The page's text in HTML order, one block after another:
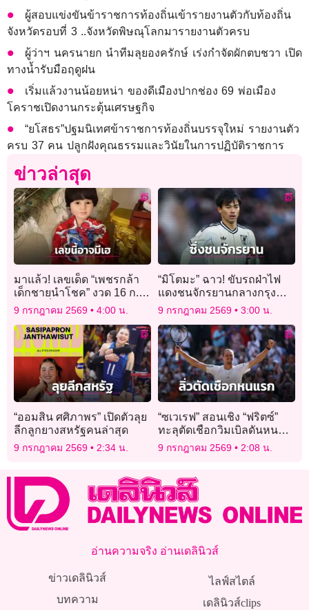
ผู้สอบแข่งขันข้าราชการท้องถิ่นเข้ารายงานตัวกับท้องถิ่น
จังหวัดรอบที่ 3 ..จังหวัดพิษณุโลกมารายงานตัวครบ
ผู้ว่าฯ นครนายก นำทีมลุยองครักษ์ เร่งกำจัดผักตบชวา เปิด
ทางน้ำรับมือฤดูฝน
เริ่มแล้วงานน้อยหน่า ของดีเมืองปากช่อง 69 พ่อเมือง
โคราชเปิดงานกระตุ้นเศรษฐกิจ
“ยโสธร”ปฐมนิเทศข้าราชการท้องถิ่นบรรจุใหม่ รายงานตัว
ครบ 37 คน ปลูกฝังคุณธรรมและวินัยในการปฏิบัติราชการ
ข่าวล่าสุด
มาแล้ว! เลขเด็ด “เพชรกล้า
เด็กชายนำโชค” งวด 16 ก.ค.
69 จัดเต็มเลขท้าย 2 ตัว-เลข
ปิงปอง ลุ้นรวยครั้งที่ 169
9 กรกฎาคม 2569 4:00 น.
“มิโตมะ” ฉาว! ขับรถฝ่าไฟ
แดงชนจักรยานกลางกรุง
โตเกียว
9 กรกฎาคม 2569 3:00 น.
“ออมสิน ศศิภาพร” เปิดตัวลุย
ลีกลูกยางสหรัฐคนล่าสุด
9 กรกฎาคม 2569 2:34 น.
“ซเวเรฟ” สอนเชิง “ฟริตซ์”
ทะลุตัดเชือกวิมเบิลดันหน
แรก
9 กรกฎาคม 2569 2:08 น.
อ่านความจริง อ่านเดลินิวส์
ข่าวเดลินิวส์
บทความ
ไลฟ์สไตล์
เดลินิวส์clips